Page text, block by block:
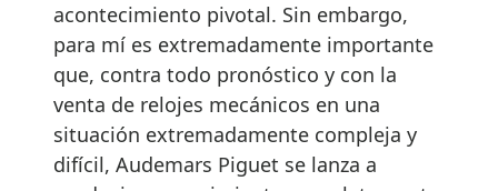
acontecimiento pivotal. Sin embargo,
para mí es extremadamente importante
que, contra todo pronóstico y con la
venta de relojes mecánicos en una
situación extremadamente compleja y
difícil, Audemars Piguet se lanza a